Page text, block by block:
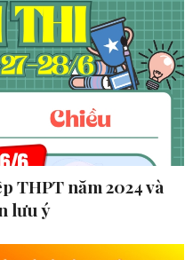
THPT năm 2024 và
lưu ý